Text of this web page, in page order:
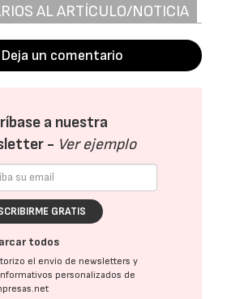
AL ARTÍCULO/NOTICIA
Deja un comentario
a nuestra
- Ver ejemplo
GRATIS
todos
el envío de newsletters y
personalizados de